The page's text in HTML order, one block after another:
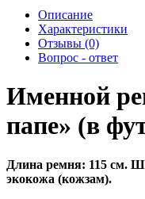
Описание
Характеристики
Отзывы (0)
Вопрос - ответ
Именной
папе» (в
Длина ремня: 115 см.
экокожа (кожзам).